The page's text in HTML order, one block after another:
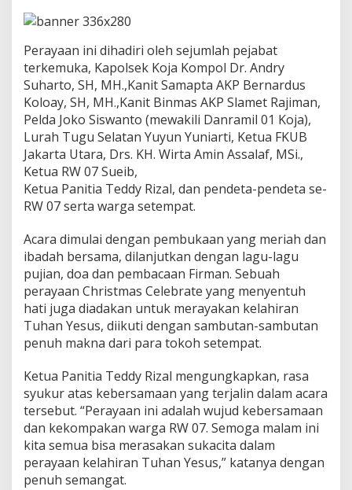
:
i
m
b
o
l
K
e
r
u
k
u
n
n
d
a
n
K
e
b
h
i
e
k
a
a
n
Perayaan ini dihadiri oleh sejumlah pejabat
terkemuka, Kapolsek Koja Kompol Dr. Andry
Suharto, SH, MH.,Kanit Samapta AKP Bernardus
Koloay, SH, MH.,Kanit Binmas AKP Slamet Rajiman,
Pelda Joko Siswanto (mewakili Danramil 01 Koja),
Lurah Tugu Selatan Yuyun Yuniarti, Ketua FKUB
Jakarta Utara, Drs. KH. Wirta Amin Assalaf, MSi.,
Ketua RW 07 Sueib,
Ketua Panitia Teddy Rizal, dan pendeta-pendeta se-
RW 07 serta warga setempat.
Acara dimulai dengan pembukaan yang meriah dan
ibadah bersama, dilanjutkan dengan lagu-lagu
pujian, doa dan pembacaan Firman. Sebuah
perayaan Christmas Celebrate yang menyentuh
hati juga diadakan untuk merayakan kelahiran
Tuhan Yesus, diikuti dengan sambutan-sambutan
penuh makna dari para tokoh setempat.
Ketua Panitia Teddy Rizal mengungkapkan, rasa
syukur atas kebersamaan yang terjalin dalam acara
tersebut. “Perayaan ini adalah wujud kebersamaan
dan kekompakan warga RW 07. Semoga malam ini
kita semua bisa merasakan sukacita dalam
perayaan kelahiran Tuhan Yesus,” katanya dengan
penuh semangat.